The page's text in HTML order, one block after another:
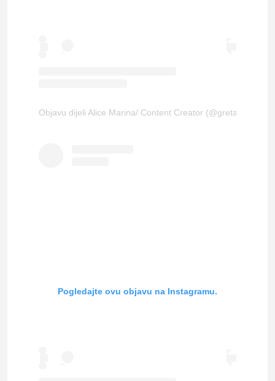
Objavu dijeli Alice Marina/ Content Creator
Pogledajte ovu objavu na Instagramu.